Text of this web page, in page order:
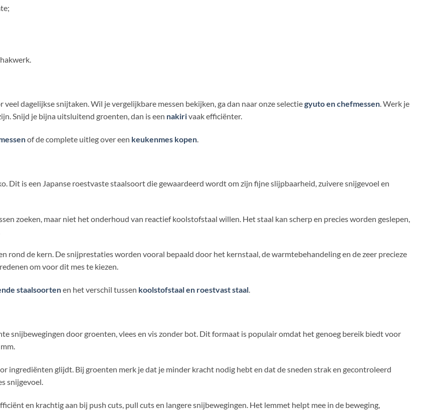
dagelijkse snijtaken. Wil je vergelijkbare messen bekijken, ga dan naar onze selectiegyuto en chefmessen. Werk je
Snijd je bijna uitsluitend groenten, dan is een nakirivaak efficiënter.
of de complete uitleg over een keukenmes kopen.
Dit is een Japanse roestvaste staalsoort die gewaardeerd wordt om zijn fijne slijpbaarheid, zuivere snijgevoel en
zoeken, maar niet het onderhoud van reactief koolstofstaal willen. Het staal kan scherp en precies worden geslepen,
de kern. De snijprestaties worden vooral bepaald door het kernstaal, de warmtebehandeling en de zeer precieze
om voor dit mes te kiezen.
staalsoortenen het verschil tussen koolstofstaal en roestvast staal.
snijbewegingen door groenten, vlees en vis zonder bot. Dit formaat is populair omdat het genoeg bereik biedt voor
ingrediënten glijdt. Bij groenten merk je dat je minder kracht nodig hebt en dat de sneden strak en gecontroleerd
snijgevoel.
en krachtig aan bij push cuts, pull cuts en langere snijbewegingen. Het lemmet helpt mee in de beweging,